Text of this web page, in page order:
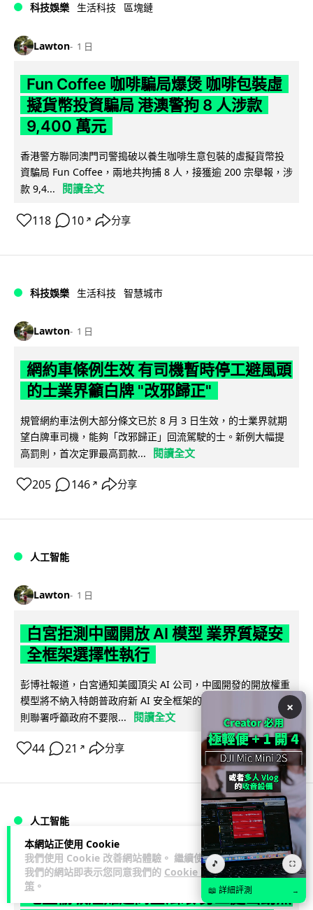
本網站正使用 Cookie
我們使用 Cookie 改善網站體驗。 繼續使用
我們的網站即表示您同意我們的 Cookie 政
策 。
科技娛樂 生活科技 區塊鏈
Lawton 1 日
Fun Coffee 咖啡騙局爆煲 咖啡包裝虛
擬貨幣投資騙局 港澳警拘 8 人涉款
9,400 萬元
香港警方聯同澳門司警搗破以養生咖啡生意包裝的虛擬貨幣投
資騙局 Fun Coffee，兩地共拘捕 8 人，接獲逾 200 宗舉報，涉
款 9,4...
閱讀全文
118 10 ↗ 分享
科技娛樂 生活科技 智慧城市
Lawton 1 日
網約車條例生效 有司機暫時停工避風頭
的士業界籲白牌 "改邪歸正"
規管網約車法例大部分條文已於 8 月 3 日生效，的士業界就期
望白牌車司機，能夠「改邪歸正」回流駕駛的士。新例大幅提
高罰則，首次定罪最高罰款...
閱讀全文
205 146 ↗ 分享
人工智能
Lawton 1 日
白宮拒測中國開放 AI 模型 業界質疑安
全框架選擇性執行
彭博社報道，白宮通知美國頂尖 AI 公司，中國開發的開放權重
模型將不納入特朗普政府新 AI 安全框架的測試範圍。美國業界
則聯署呼籲政府不要限...
閱讀全文
44 21 ↗ 分享
人工智能
Vin 1 日
地盤偷吸煙難逃高空法眼 勞工處出動熱
×
🎵 ⛶
📖 詳細評測 →